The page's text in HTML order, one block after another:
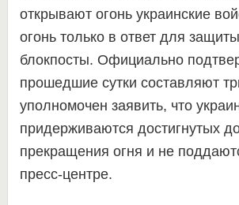
открывают огонь украинские
огонь только в ответ для
блокпосты. Официально
прошедшие сутки составляют
уполномочен заявить, что
придерживаются достигнутых
прекращения огня и не
пресс-центре.